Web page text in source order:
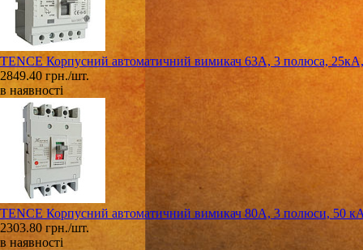
TENCE Корпусний автоматичний вимикач 63А, 3 полюса, 25кА,
2849.40 грн./шт.
в наявності
TENCE Корпусний автоматичний вимикач 80А, 3 полюси, 50
2303.80 грн./шт.
в наявності